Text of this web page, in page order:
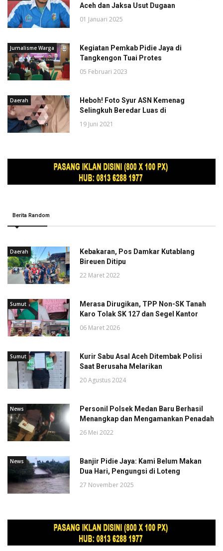
Aceh dan Jaksa Usut Dugaan
01 Januari 2025
Jurnalisme Warga
Kegiatan Pemkab Pidie Jaya di
Tangkengon Tuai Protes
05 Februari 2023
Daerah
Heboh! Foto Syur ASN Kemenag
Selingkuh Beredar Luas di
19 Juni 2021
Berita Random
Daerah
Kebakaran, Pos Damkar Kutablang
Bireuen Ditipu
22 Maret 2022
Sumut
Merasa Dirugikan, TPP Non-SK Tanah
Karo Tolak SK 127 dan Segel Kantor
06 Maret 2026
Sumut
Kurir Sabu Asal Aceh Ditembak Polisi
Saat Berusaha Melarikan
20 Agustus 2024
News
Personil Polsek Medan Baru Berhasil
Menangkap dan Mengamankan Penadah
26 Mei 2022
News
Banjir Pidie Jaya: Kami Belum Makan
Dua Hari, Pengungsi di Loteng
27 November 2025